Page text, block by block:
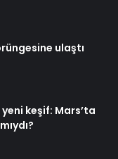
ulaştı
keşif: Mars’ta